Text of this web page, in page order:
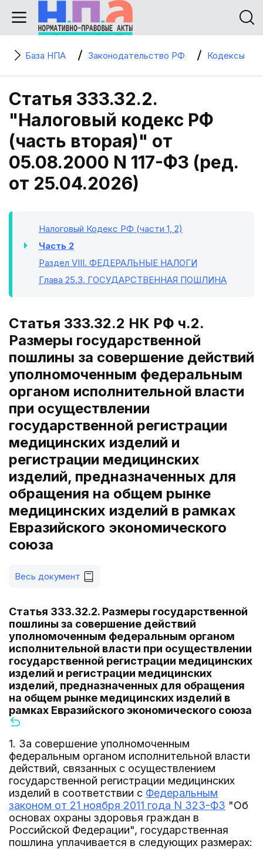
База НПА Законодательство РФ Кодексы
Статья 333.32.2.
"Налоговый кодекс РФ
(часть вторая)" от
05.08.2000 N 117-ФЗ (ред.
от 25.04.2026)
Налоговый Кодекс РФ (части 1, 2)
Часть 2
Раздел VIII. ФЕДЕРАЛЬНЫЕ НАЛОГИ
Глава 25.3. ГОСУДАРСТВЕННАЯ ПОШЛИНА
Статья 333.32.2 НК РФ ч.2.
Размеры государственной
пошлины за совершение действий
уполномоченным федеральным
органом исполнительной власти
при осуществлении
государственной регистрации
медицинских изделий и
регистрации медицинских
изделий, предназначенных для
обращения на общем рынке
медицинских изделий в рамках
Евразийского экономического
союза
Весь документ
Статья 333.32.2. Размеры государственной
пошлины за совершение действий
уполномоченным федеральным органом
исполнительной власти при осуществлении
государственной регистрации медицинских
изделий и регистрации медицинских
изделий, предназначенных для обращения
на общем рынке медицинских изделий в
рамках Евразийского экономического союза
1. За совершение уполномоченным
федеральным органом исполнительной власти
действий, связанных с осуществлением
государственной регистрации медицинских
изделий в соответствии с Федеральным
законом от 21 ноября 2011 года N 323-ФЗ "Об
основах охраны здоровья граждан в
Российской Федерации", государственная
пошлина уплачивается в следующих размерах: